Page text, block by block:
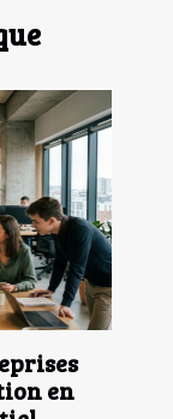
en